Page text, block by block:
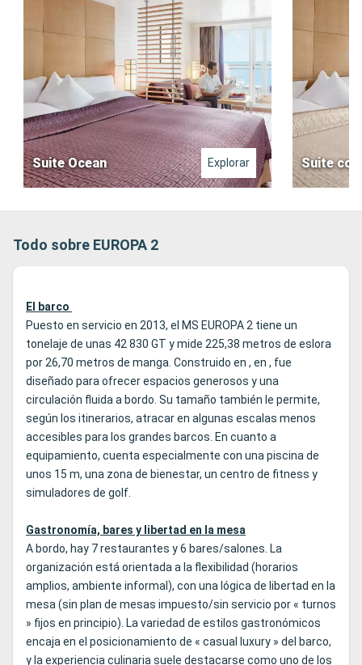
Suite Ocean Explorar Suite
Todo sobre EUROPA 2
El barco
Puesto en servicio en 2013, el MS EUROPA 2 tiene un
tonelaje de unas 42 830 GT y mide 225,38 metros de eslora
por 26,70 metros de manga. Construido en , en , fue
diseñado para ofrecer espacios generosos y una
circulación fluida a bordo. Su tamaño también le permite,
según los itinerarios, atracar en algunas escalas menos
accesibles para los grandes barcos. En cuanto a
equipamiento, cuenta especialmente con una piscina de
unos 15 m, una zona de bienestar, un centro de fitness y
simuladores de golf.
Gastronomía, bares y libertad en la mesa
A bordo, hay 7 restaurantes y 6 bares/salones. La
organización está orientada a la flexibilidad (horarios
amplios, ambiente informal), con una lógica de libertad en la
mesa (sin plan de mesas impuesto/sin servicio por « turnos
» fijos en principio). La variedad de estilos gastronómicos
encaja en el posicionamiento de « casual luxury » del barco,
y la experiencia culinaria suele destacarse como uno de los